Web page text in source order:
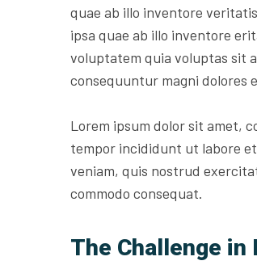
quae ab illo inventore
ipsa quae ab illo inventore
voluptatem quia voluptas sit
consequuntur magni dolores
Lorem ipsum dolor sit amet,
tempor incididunt ut labore
veniam, quis nostrud
commodo consequat.
The Challenge